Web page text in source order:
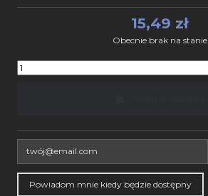
15,49 zł
Obecnie brak na stanie